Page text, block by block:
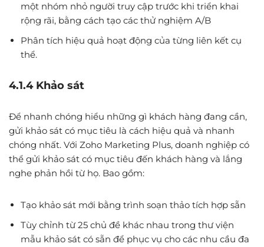
một nhóm nhỏ người truy cập trước khi triển khai
rộng rãi, bằng cách tạo các thử nghiệm A/B
Phân tích hiệu quả hoạt động của từng liên kết cụ
thể.
4.1.4 Khảo sát
Để nhanh chóng hiểu những gì khách hàng đang cần,
gửi khảo sát có mục tiêu là cách hiệu quả và nhanh
chóng nhất. Với Zoho Marketing Plus, doanh nghiệp có
thể gửi khảo sát có mục tiêu đến khách hàng và lắng
nghe phản hồi từ họ. Bao gồm:
Tạo khảo sát mới bằng trình soạn thảo tích hợp sẵn
Tùy chỉnh từ 25 chủ đề khác nhau trong thư viện
mẫu khảo sát có sẵn để phục vụ cho các nhu cầu đa